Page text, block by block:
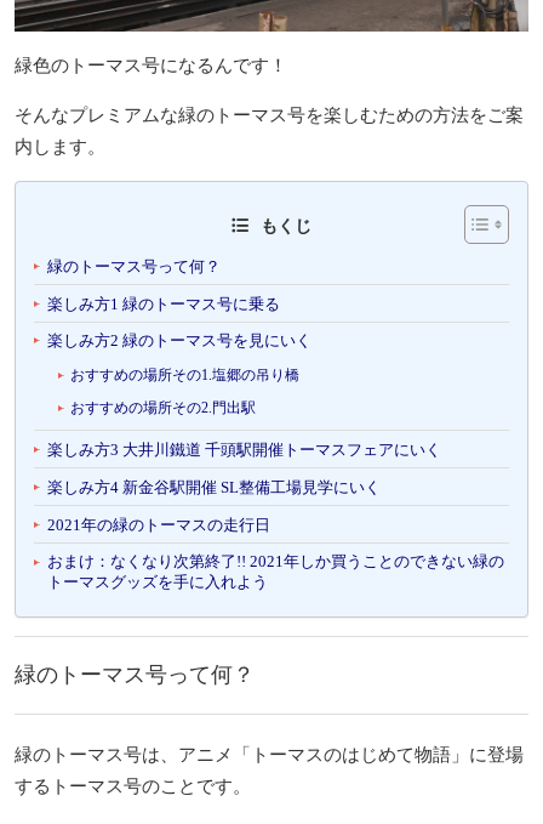
緑色のトーマス号になるんです！
そんなプレミアムな緑のトーマス号を楽しむための方法をご案
内します。
もくじ
緑のトーマス号って何？
楽しみ方1 緑のトーマス号に乗る
楽しみ方2 緑のトーマス号を見にいく
おすすめの場所その1.塩郷の吊り橋
おすすめの場所その2.門出駅
楽しみ方3 大井川鐵道 千頭駅開催トーマスフェアにいく
楽しみ方4 新金谷駅開催 SL整備工場見学にいく
2021年の緑のトーマスの走行日
おまけ：なくなり次第終了!! 2021年しか買うことのできない緑の
トーマスグッズを手に入れよう
緑のトーマス号って何？
緑のトーマス号は、 アニメ「トーマスのはじめて物語」に登場
するトーマス号のことです。